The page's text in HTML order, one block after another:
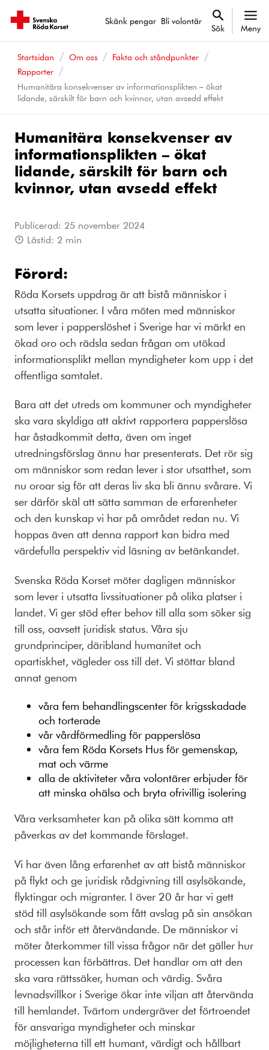
Skänk pengar Bli volontär
Sök Meny
Startsidan Om oss
Fakta och ståndpunkter
Rapporter
Humanitära konsekvenser av informationsplikten – ökat
lidande, särskilt för barn och kvinnor, utan avsedd effekt
Humanitära konsekvenser av
informationsplikten – ökat
lidande, särskilt för barn och
kvinnor, utan avsedd effekt
Publicerad: 25 november 2024
Lästid: 2 min
Förord:
Röda Korsets uppdrag är att bistå människor i
utsatta situationer. I våra möten med människor
som lever i papperslöshet i Sverige har vi märkt en
ökad oro och rädsla sedan frågan om utökad
informationsplikt mellan myndigheter kom upp i det
offentliga samtalet.
Bara att det utreds om kommuner och myndig­heter
ska vara skyldiga att aktivt rapportera papperslösa
har åstadkommit detta, även om inget
utredningsförslag ännu har presenterats. Det rör sig
om människor som redan lever i stor utsatthet, som
nu oroar sig för att deras liv ska bli ännu svårare. Vi
ser därför skäl att sätta samman de erfarenheter
och den kunskap vi har på området redan nu. Vi
hoppas även att denna rapport kan bidra med
värdefulla perspektiv vid läsning av betänkandet.
Svenska Röda Korset möter dagligen människor
som lever i utsatta livssituationer på olika platser i
landet. Vi ger stöd efter behov till alla som söker sig
till oss, oavsett juridisk status. Våra sju
grundprinciper, däribland humanitet och
opartiskhet, vägleder oss till det. Vi stöttar bland
annat genom
våra fem behandlingscenter för krigsskadade
och torterade
vår vårdförmedling för papperslösa
våra fem Röda Korsets Hus för gemenskap,
mat och värme
alla de aktiviteter våra volontärer erbjuder för
att minska ohälsa och bryta ofrivillig isolering
Våra verksamheter kan på olika sätt komma att
påverkas av det kommande förslaget.
Vi har även lång erfarenhet av att bistå människor
på flykt och ge juridisk rådgivning till asylsökande,
flyktingar och migranter. I över 20 år har vi gett
stöd till asylsökande som fått avslag på sin ansökan
och står inför ett återvändande. De människor vi
möter åter­kommer till vissa frågor när det gäller hur
processen kan förbättras. Det handlar om att den
ska vara rättssäker, human och värdig. Svåra
levnadsvillkor i Sverige ökar inte viljan att återvända
till hemlandet. Tvärtom undergräver det förtroendet
för ansvariga myndig­heter och minskar
möjligheterna till ett humant, värdigt och hållbart